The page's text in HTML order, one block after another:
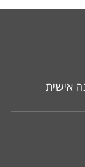
אישית